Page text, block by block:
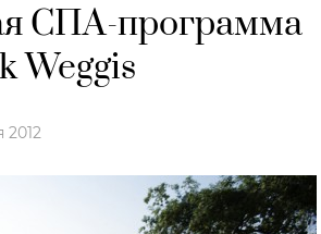
СПА-программа
Weggis
2012